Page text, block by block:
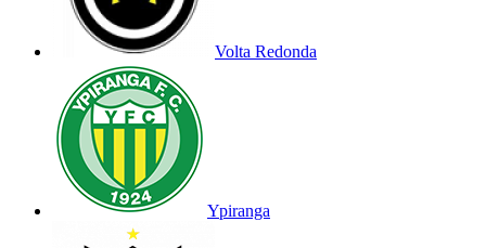
Volta Redonda
Ypiranga